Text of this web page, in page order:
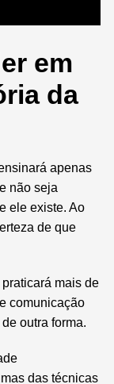
em
da
apenas
não seja
ele existe.Ao
de que
mais de
comunicação
outra forma.
das técnicas